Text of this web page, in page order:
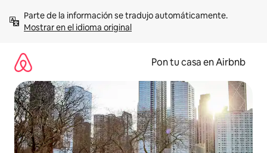
contenidoMostrar en el idioma original
Pon tu casa en Airbnb